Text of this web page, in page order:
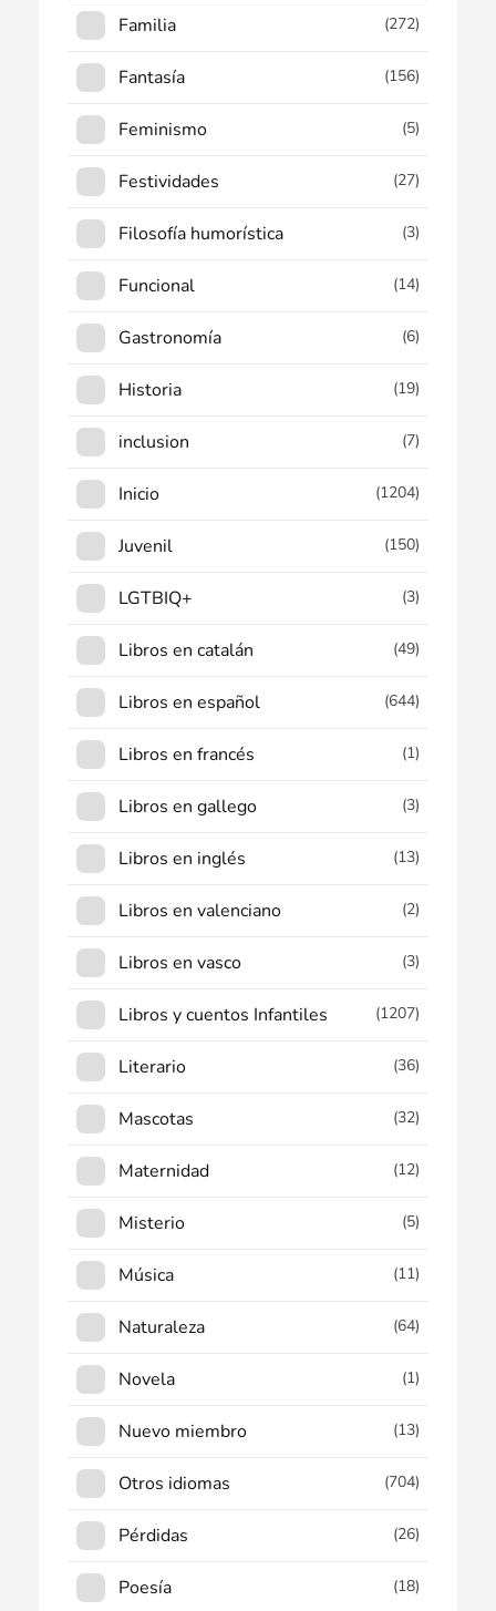
Familia (272)
Fantasía (156)
Feminismo (5)
Festividades (27)
Filosofía humorística (3)
Funcional (14)
Gastronomía (6)
Historia (19)
inclusion (7)
Inicio (1204)
Juvenil (150)
LGTBIQ+ (3)
Libros en catalán (49)
Libros en español (644)
Libros en francés (1)
Libros en gallego (3)
Libros en inglés (13)
Libros en valenciano (2)
Libros en vasco (3)
Libros y cuentos Infantiles (1207)
Literario (36)
Mascotas (32)
Maternidad (12)
Misterio (5)
Música (11)
Naturaleza (64)
Novela (1)
Nuevo miembro (13)
Otros idiomas (704)
Pérdidas (26)
Poesía (18)